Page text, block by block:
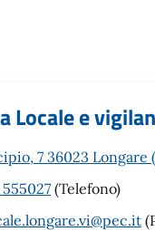
Locale e
7 36023 Longare
(Telefono)